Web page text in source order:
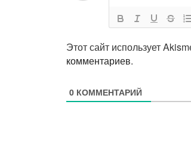
Этот сайт использует
комментариев.
0КОММЕНТАРИЙ